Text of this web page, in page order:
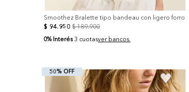
Smoothez Bralette tipo bandeau con ligero forro
$ 94. 950 $ 189.900
0% Interés 3 cuotasver bancos.
50% OFF